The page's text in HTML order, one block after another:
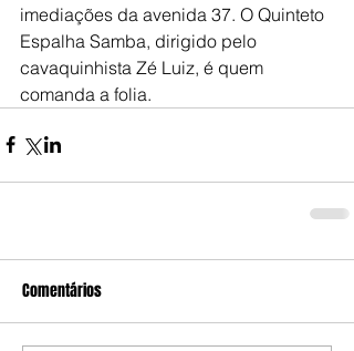
imediações da avenida 37. O Quinteto
Espalha Samba, dirigido pelo
cavaquinhista Zé Luiz, é quem
comanda a folia.
Comentários